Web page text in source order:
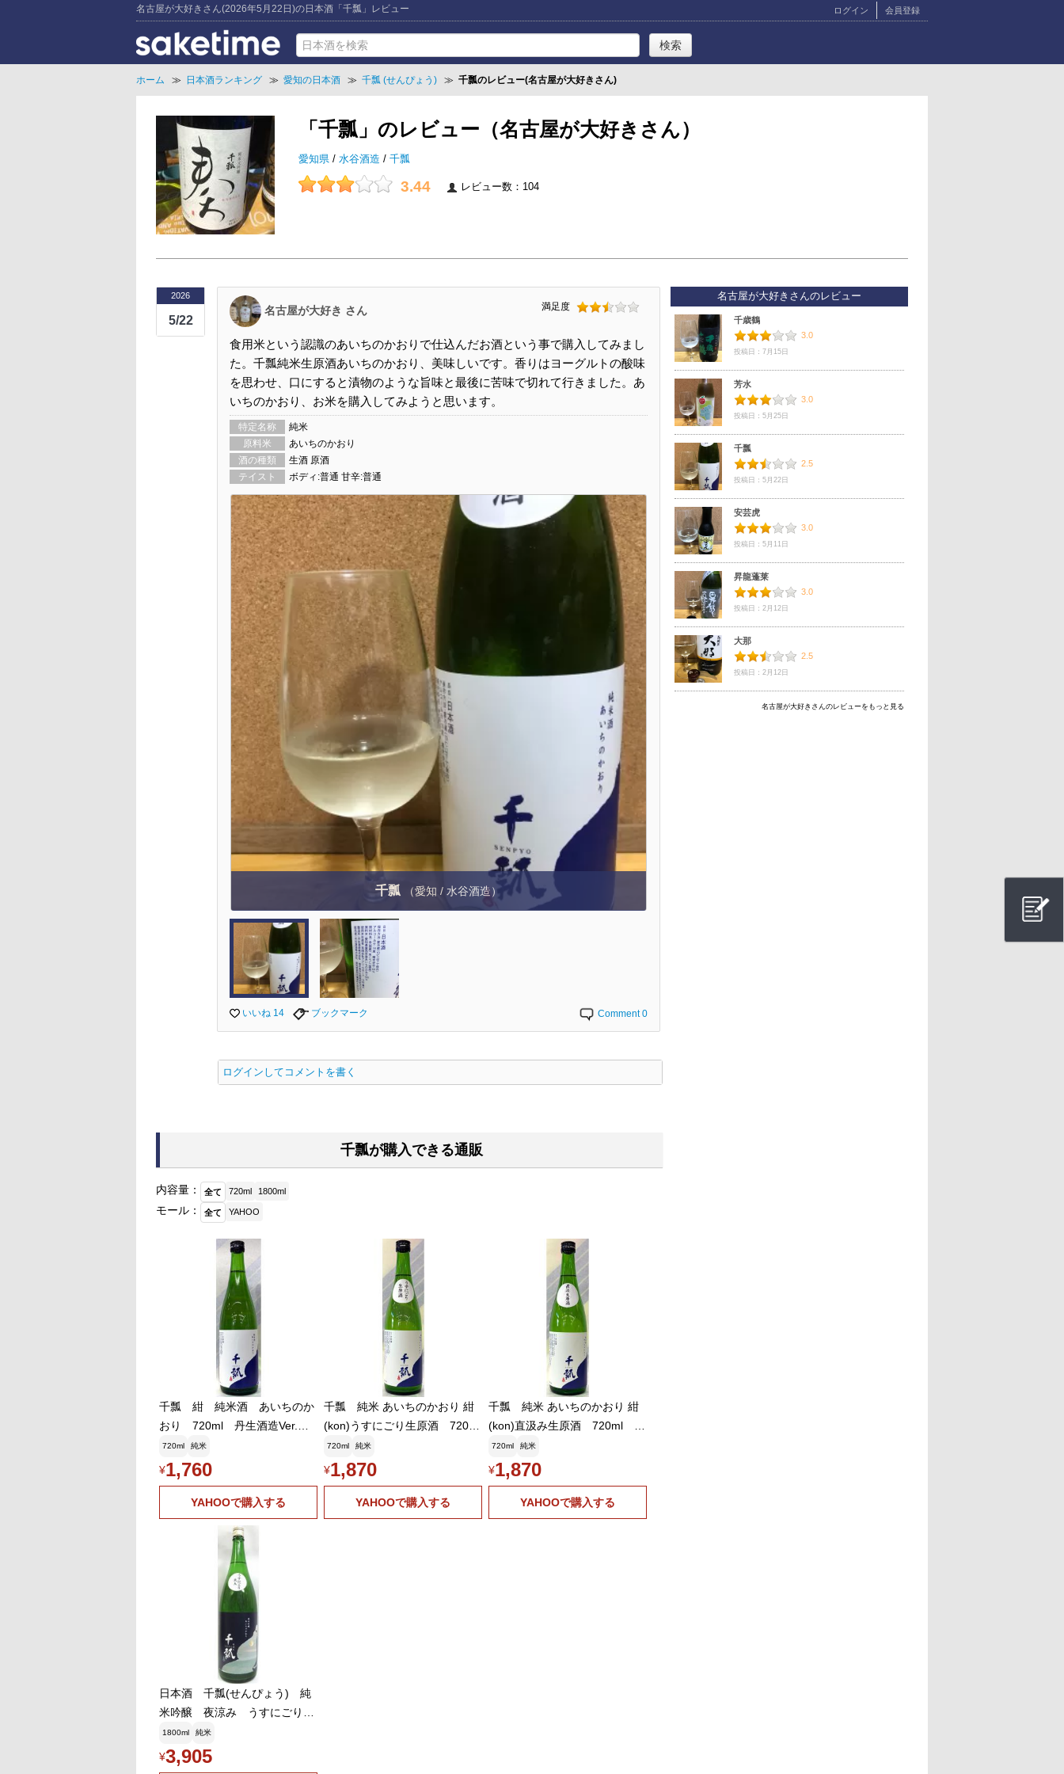
名古屋が大好きさん(2026年5月22日)の日本酒「千瓢」レビュー ログイン 会員登録
ホーム ≫ 日本酒ランキング ≫ 愛知の日本酒 ≫ 千瓢 (せんぴょう) ≫ 千瓢のレビュー(名古屋が大好きさん)
「千瓢」のレビュー（名古屋が大好きさん）
愛知県 / 水谷酒造 / 千瓢
3.44 レビュー数：104
2026
5/22
名古屋が大好き さん 満足度
食用米という認識のあいちのかおりで仕込んだお酒という事で購入してみまし
た。千瓢純米生原酒あいちのかおり、美味しいです。香りはヨーグルトの酸味
を思わせ、口にすると漬物のような旨味と最後に苦味で切れて行きました。あ
いちのかおり、お米を購入してみようと思います。
特定名称
純米
原料米
あいちのかおり
酒の種類
生酒 原酒
テイスト
ボディ:普通 甘辛:普通
千瓢 （愛知 / 水谷酒造）
いいね 14 ブックマーク Comment 0
ログインしてコメントを書く
名古屋が大好きさんのレビュー
千歳鶴
3.0
投稿日：7月15日
芳水
3.0
投稿日：5月25日
千瓢
2.5
投稿日：5月22日
安芸虎
3.0
投稿日：5月11日
昇龍蓬莱
3.0
投稿日：2月12日
大那
2.5
投稿日：2月12日
名古屋が大好きさんのレビューをもっと見る
千瓢が購入できる通販
内容量： 全て 720ml 1800ml
モール： 全て YAHOO
千瓢 紺 純米酒 あいちのか
おり 720ml 丹生酒造Ver.
【愛知県愛西市 水谷酒造】
720ml 純米
¥1,760
YAHOOで購入する
千瓢 純米 あいちのかおり 紺
(kon)うすにごり生原酒 720ml
丹生酒造Ver.【愛知県愛西
市 水谷酒造】
720ml 純米
¥1,870
YAHOOで購入する
千瓢 純米 あいちのかおり 紺
(kon)直汲み生原酒 720ml 丹
生酒造Ver.【愛知県愛西市 水
谷酒造】
720ml 純米
¥1,870
YAHOOで購入する
日本酒 千瓢(せんぴょう) 純
米吟醸 夜涼み うすにごり
≪火入れ≫ 1800ml 【水谷酒
造・丹生酒造】
1800ml 純米
¥3,905